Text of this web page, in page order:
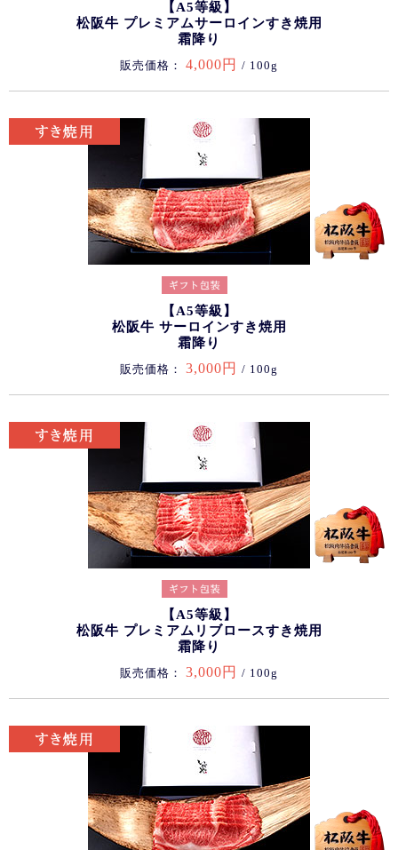
【A5等級】
松阪牛 プレミアムサーロインすき焼用
霜降り
販売価格： 4,000円 / 100g
【A5等級】
松阪牛 サーロインすき焼用
霜降り
販売価格： 3,000円 / 100g
【A5等級】
松阪牛 プレミアムリブロースすき焼用
霜降り
販売価格： 3,000円 / 100g